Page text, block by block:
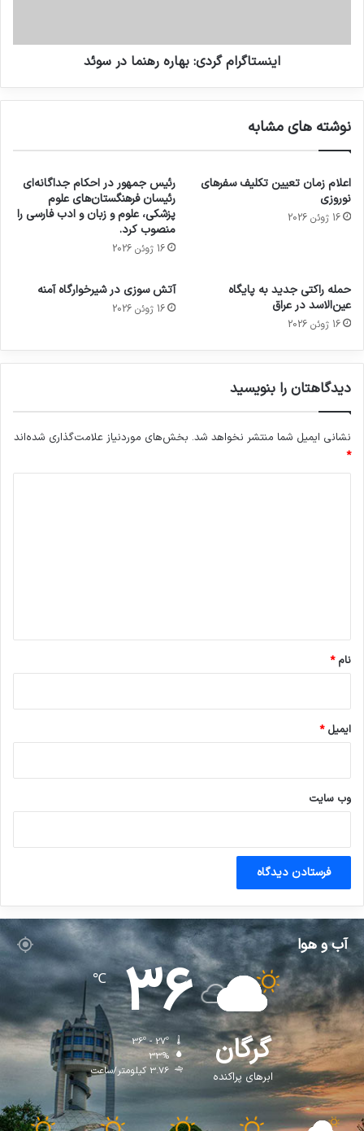
اینستاگرام گردی: بهاره رهنما در سوئد
نوشته های مشابه
اعلام زمان تعیین تکلیف سفرهای
نوروزی
16 ژوئن 2026
رئیس جمهور در احکام جداگانه‌ای
رئیسان فرهنگستان‌های علوم
پزشکی، علوم و زبان و ادب فارسی را
منصوب کرد.
16 ژوئن 2026
حمله راکتی جدید به پایگاه
عین‌الاسد در عراق
16 ژوئن 2026
آتش سوزی در شیرخوارگاه آمنه
16 ژوئن 2026
دیدگاهتان را بنویسید
نشانی ایمیل شما منتشر نخواهد شد. بخش‌های موردنیاز علامت‌گذاری شده‌اند
*
نام*
ایمیل*
وب‌ سایت
آب و هوا
گرگان
ابرهای پراکنده
36
℃
36º - 27º
33%
3.76 کیلومتر/ساعت